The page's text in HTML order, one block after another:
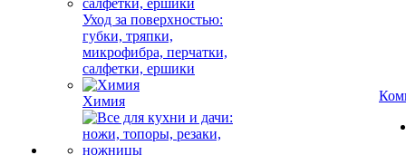
Уход за поверхностью:
губки, тряпки,
микрофибра, перчатки,
салфетки, ершики
Химия